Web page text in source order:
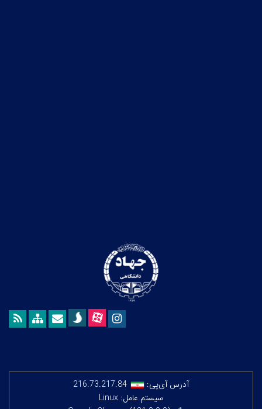
آدرس آی‌پی:
216.73.217.84
سیستم عامل: Linux